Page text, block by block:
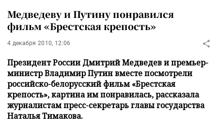
Медведеву и Путину понравился
фильм «Брестская крепость»
4 декабря 2010, 12:06
Президент России Дмитрий Медведев и премьер-
министр Владимир Путин вместе посмотрели
российско-белорусский фильм «Брестская
крепость», картина им понравилась, рассказала
журналистам пресс-секретарь главы государства
Наталья Тимакова.